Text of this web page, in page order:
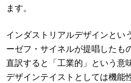
ます。
インダストリアルデザインとい
ーゼフ・サイネルが提唱したも
直訳すると「工業的」という意
デザインテイストとしては機能